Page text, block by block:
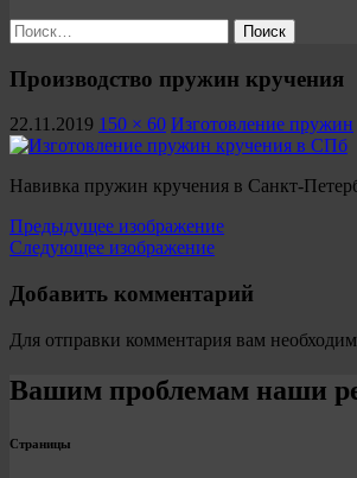
Найти:
Производство пружин кручения
22.11.2019 150 × 60 Изготовление пружин
Навивка пружин кручения в Санкт-
Предыдущее изображение
Следующее изображение
Добавить комментарий
Для отправки комментария вам
Вашим проблемам наши
Страницы